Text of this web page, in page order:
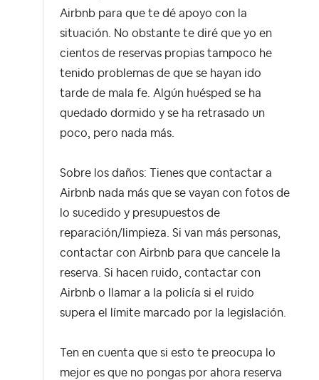
Airbnb para que te dé apoyo con la
situación. No obstante te diré que yo en
cientos de reservas propias tampoco he
tenido problemas de que se hayan ido
tarde de mala fe. Algún huésped se ha
quedado dormido y se ha retrasado un
poco, pero nada más.
Sobre los daños: Tienes que contactar a
Airbnb nada más que se vayan con fotos de
lo sucedido y presupuestos de
reparación/limpieza. Si van más personas,
contactar con Airbnb para que cancele la
reserva. Si hacen ruido, contactar con
Airbnb o llamar a la policía si el ruido
supera el límite marcado por la legislación.
Ten en cuenta que si esto te preocupa lo
mejor es que no pongas por ahora reserva